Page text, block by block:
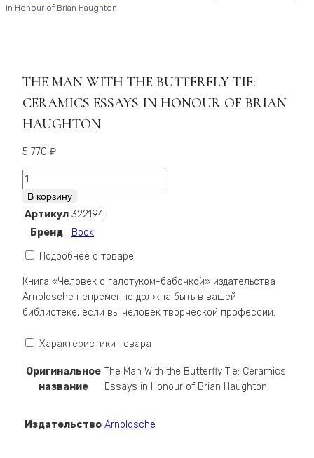
in Honour of Brian Haughton
THE MAN WITH THE BUTTERFLY TIE:
CERAMICS ESSAYS IN HONOUR OF BRIAN
HAUGHTON
5 770 ₽
Количество
The
Man
With
the
Butterfly
Ceramics
Essays
in
of
Haughton
В корзину
Артикул 322194
Бренд
Book
Подробнее о товаре
Книга «Человек с галстуком-бабочкой» издательства
Arnoldsche непременно должна быть в вашей
библиотеке, если вы человек творческой профессии.
Характеристики товара
Оригинальное
название
The Man With the Butterfly Tie: Ceramics
Essays in Honour of Brian Haughton
Издательство Arnoldsche